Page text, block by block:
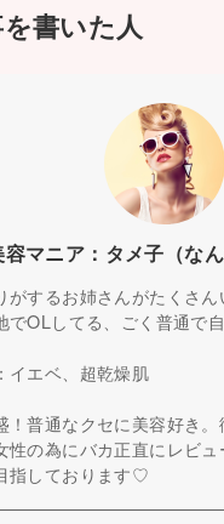
書いた人
容マニア：タメ子（なん
がするお姉さんがたくさん
でOLしてる、ごく普通で自
イエベ、超乾燥肌
！普通なクセに美容好き
性の為にバカ正直にレビ
指しております♡